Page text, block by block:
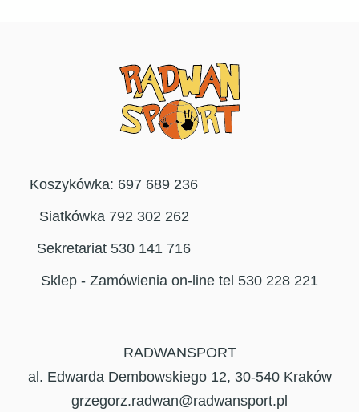
Koszykówka: 697 689 236
Siatkówka 792 302 262
Sekretariat 530 141 716
Sklep - Zamówienia on-line tel 530 228 221
RADWANSPORT
al. Edwarda Dembowskiego 12, 30-540 Kraków
grzegorz.radwan@radwansport.pl